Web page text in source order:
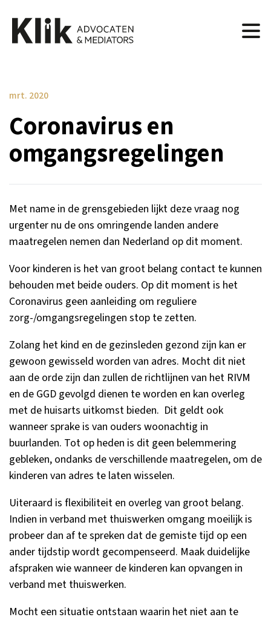
mrt. 2020
Coronavirus en
omgangsregelingen
Met name in de grensgebieden lijkt deze vraag nog
urgenter nu de ons omringende landen andere
maatregelen nemen dan Nederland op dit moment.
Voor kinderen is het van groot belang contact te kunnen
behouden met beide ouders. Op dit moment is het
Coronavirus geen aanleiding om reguliere
zorg-/omgangsregelingen stop te zetten.
Zolang het kind en de gezinsleden gezond zijn kan er
gewoon gewisseld worden van adres. Mocht dit niet
aan de orde zijn dan zullen de richtlijnen van het RIVM
en de GGD gevolgd dienen te worden en kan overleg
met de huisarts uitkomst bieden. Dit geldt ook
wanneer sprake is van ouders woonachtig in
buurlanden. Tot op heden is dit geen belemmering
gebleken, ondanks de verschillende maatregelen, om de
kinderen van adres te laten wisselen.
Uiteraard is flexibiliteit en overleg van groot belang.
Indien in verband met thuiswerken omgang moeilijk is
probeer dan af te spreken dat de gemiste tijd op een
ander tijdstip wordt gecompenseerd. Maak duidelijke
afspraken wie wanneer de kinderen kan opvangen in
verband met thuiswerken.
Mocht een situatie ontstaan waarin het niet aan te